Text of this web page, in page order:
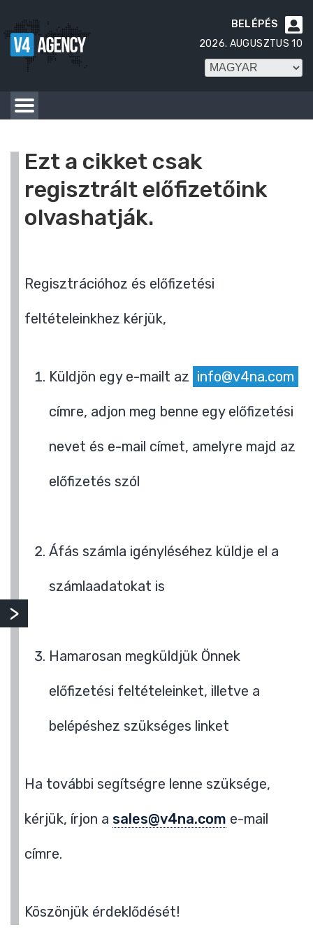

BELÉPÉS
2026. AUGUSZTUS 10
Ezt a cikket csak
regisztrált előfizetőink
olvashatják.
Regisztrációhoz és előfizetési
feltételeinkhez kérjük,
Küldjön egy e-mailt az info@v4na.com
címre, adjon meg benne egy előfizetési
nevet és e-mail címet, amelyre majd az
előfizetés szól
Áfás számla igényléséhez küldje el a
számlaadatokat is
Hamarosan megküldjük Önnek
előfizetési feltételeinket, illetve a
belépéshez szükséges linket
Ha további segítségre lenne szüksége,
kérjük, írjon a sales@v4na.com e-mail
címre.
Köszönjük érdeklődését!